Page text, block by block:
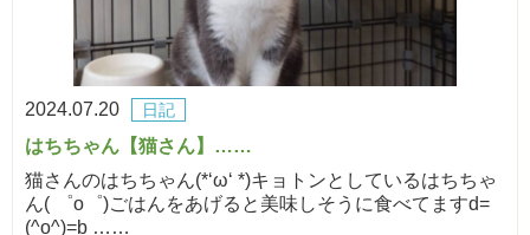
2024.07.20 日記
はちちゃん【猫さん】……
猫さんのはちちゃん(*‘ω‘ *)キョトンとしているはちちゃ
ん( ゜o゜)ごはんをあげると美味しそうに食べてますd=
(^o^)=b ……